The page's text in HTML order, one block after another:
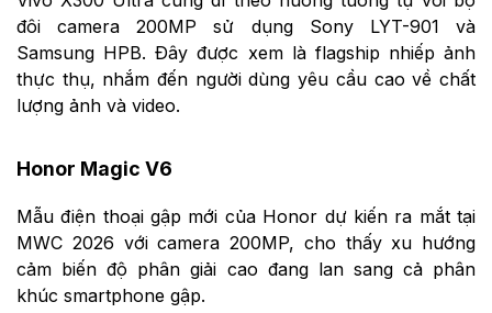
đôi camera 200MP sử dụng Sony LYT-901 và
Samsung HPB. Đây được xem là flagship nhiếp ảnh
thực thụ, nhắm đến người dùng yêu cầu cao về chất
lượng ảnh và video.
Honor Magic V6
Mẫu điện thoại gập mới của Honor dự kiến ra mắt tại
MWC 2026 với camera 200MP, cho thấy xu hướng
cảm biến độ phân giải cao đang lan sang cả phân
khúc smartphone gập.